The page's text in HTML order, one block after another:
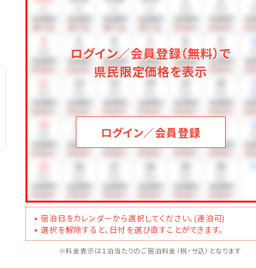
ログイン／会員登録（無料）で
県民限定価格を表示
ログイン／会員登録
宿泊日をカレンダーから選択してください。(連泊可)
選択を解除すると、日付を選び直すことができます。
※料金表示は１泊当たりのご宿泊料金（税・サ込）となります